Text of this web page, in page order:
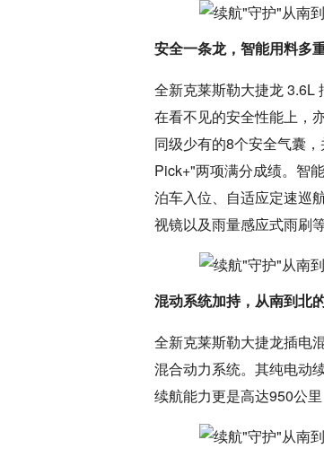
安全一条龙，智能用料多
全新克莱斯勒大捷龙 3.6L
在看不见的安全性能上，
同级少有的8个安全气囊
Pick+"两项满分成绩。智
泊车入位、自适应定速巡
视镜以及雨量感应式雨刷等
混动系统加持，从南到北
全新克莱斯勒大捷龙插电
混合动力系统。其纯电动
续航能力更是高达950公